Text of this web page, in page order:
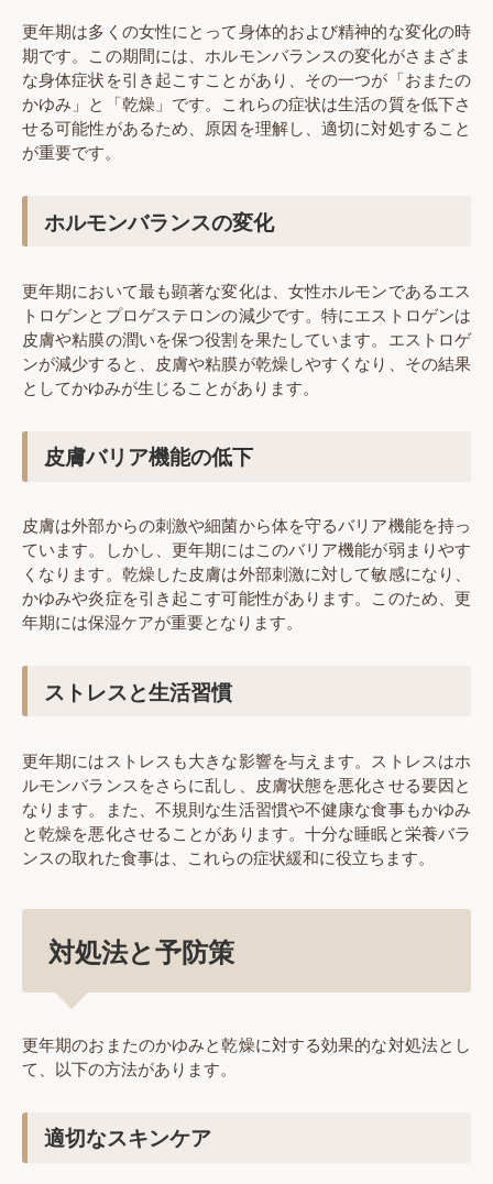
更年期は多くの女性にとって身体的および精神的な変化の時
期です。この期間には、ホルモンバランスの変化がさまざま
な身体症状を引き起こすことがあり、その一つが「おまたの
かゆみ」と「乾燥」です。これらの症状は生活の質を低下さ
せる可能性があるため、原因を理解し、適切に対処すること
が重要です。
ホルモンバランスの変化
更年期において最も顕著な変化は、女性ホルモンであるエス
トロゲンとプロゲステロンの減少です。特にエストロゲンは
皮膚や粘膜の潤いを保つ役割を果たしています。エストロゲ
ンが減少すると、皮膚や粘膜が乾燥しやすくなり、その結果
としてかゆみが生じることがあります。
皮膚バリア機能の低下
皮膚は外部からの刺激や細菌から体を守るバリア機能を持っ
ています。しかし、更年期にはこのバリア機能が弱まりやす
くなります。乾燥した皮膚は外部刺激に対して敏感になり、
かゆみや炎症を引き起こす可能性があります。このため、更
年期には保湿ケアが重要となります。
ストレスと生活習慣
更年期にはストレスも大きな影響を与えます。ストレスはホ
ルモンバランスをさらに乱し、皮膚状態を悪化させる要因と
なります。また、不規則な生活習慣や不健康な食事もかゆみ
と乾燥を悪化させることがあります。十分な睡眠と栄養バラ
ンスの取れた食事は、これらの症状緩和に役立ちます。
対処法と予防策
更年期のおまたのかゆみと乾燥に対する効果的な対処法とし
て、以下の方法があります。
適切なスキンケア